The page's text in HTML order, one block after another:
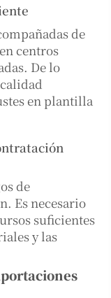
de
centros
De lo
en plantilla
de
Es necesario
suficientes
y las